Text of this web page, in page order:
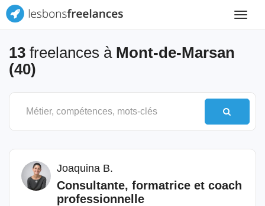
Toggle
13 freelances à Mont-de-Marsan
(40)
Joaquina B.
Consultante, formatrice et coach
professionnelle